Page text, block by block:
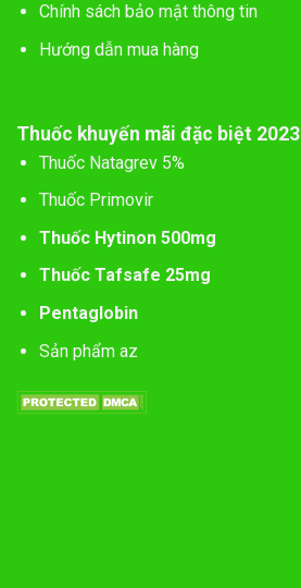
Chính sách bảo mật thông tin
Hướng dẫn mua hàng
Thuốc khuyến mãi đặc biệt 2023
Thuốc Natagrev 5%
Thuốc Primovir
Thuốc Hytinon 500mg
Thuốc Tafsafe 25mg
Pentaglobin
Sản phẩm az